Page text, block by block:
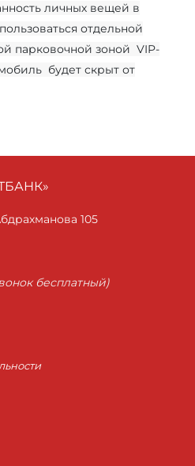
личных вещей в
отдельной
парковочной зоной VIP-
будет скрыт от
105
бесплатный)